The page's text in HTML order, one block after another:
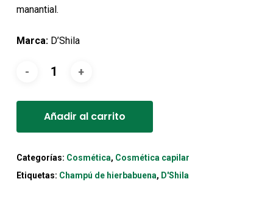
manantial.
Marca:D’Shila
Añadir al carrito
Categorías: Cosmética, Cosmética capilar
Etiquetas: Champú de hierbabuena, D'Shila